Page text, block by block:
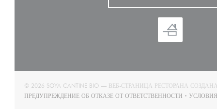
© 2026 SOYA CANTINE BIO — ВЕБ-СТРАНИЦА РЕСТОРАНА
ПРЕДУПРЕЖДЕНИЕ ОБ ОТКАЗЕ ОТ ОТВЕТСТВЕННОСТИ
((ОТКРЫВАЕТСЯ В НОВОМ ОКНЕ))